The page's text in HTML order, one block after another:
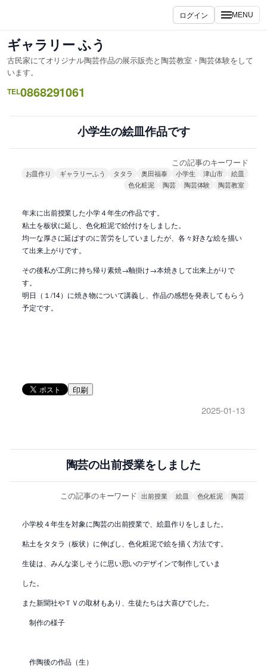
ス
キ
ッ
プ
ログイン MENU
ギャラリー ふう
古民家にてオリジナル陶芸作品の展示販売と陶芸教室・陶芸体験をして
います。
TEL0868291061
小学生の絵皿作品です
この記事のキーワード
お皿作り ギャラリーふう タタラ 奥田福泰 小学生 津山市
絵皿
色化粧泥
陶芸 陶芸体験 陶芸教室
年末に出前授業した小学４年生の作品です。
粘土を板状に延し、色化粧泥で絵付けをしました。
均一な厚さに延ばすのに苦労をしていましたが、各々好きな絵を描い
て出来上がりです。
その後私が工房に持ち帰り素焼→釉掛け→本焼きして出来上がりで
す。
明日（１/14）に焼き物について講義し、作品の感想を発表してもらう
予定です。
印刷
2025-01-13
陶芸の出前授業をしました
この記事のキーワード 出前授業 絵皿 色化粧泥 陶芸
小学校４年生を対象に陶芸の出前授業で、絵皿作りをしました。
粘土をタタラ（板状）に伸ばし、色化粧泥で絵を描く方法です。
生徒は、みんな楽しそうに思い思いのデザインで制作していま
した。
また新聞社やＴＶの取材もあり、生徒たちは大喜びでした。
制作の様子
作陶後の作品（生）